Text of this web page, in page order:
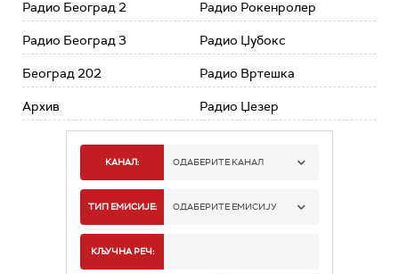
Радио Београд 2
Радио Београд 3
Београд 202
Архив
Радио Рокенролер
Радио Џубокс
Радио Вртешка
Радио Џезер
КАНАЛ: ОДАБЕРИТЕ КАНАЛ
РАДИО БЕОГРАД 1
ТИП ЕМИСИЈЕ: ОДАБЕРИТЕ ЕМИСИЈУ
КЉУЧНА РЕЧ: